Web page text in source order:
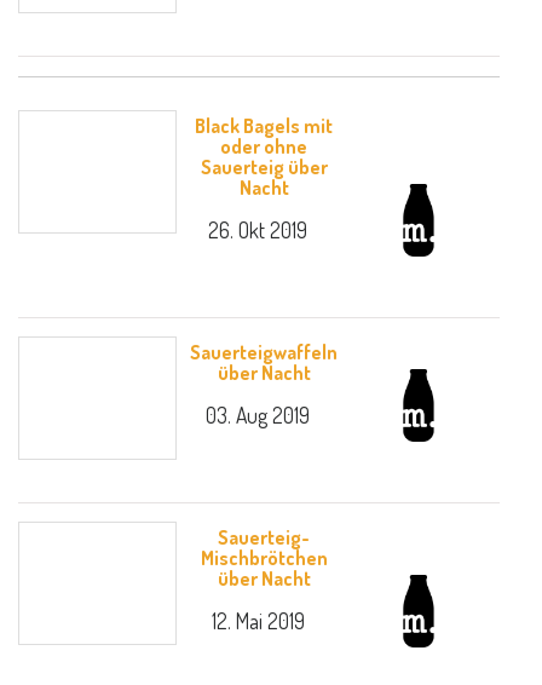
Black Bagels mit
oder ohne
Sauerteig über
Nacht
26. Okt 2019
Sauerteigwaffeln
über Nacht
03. Aug 2019
Sauerteig-
Mischbrötchen
über Nacht
12. Mai 2019